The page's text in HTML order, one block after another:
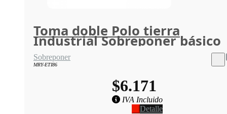
Toma doble Polo tierra
Industrial Sobreponer básico
Sobreponer
MRY-ETI86
$6.171
IVA Incluido
Detalle